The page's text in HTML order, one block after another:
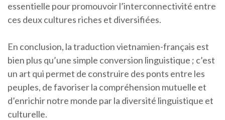
essentielle pour promouvoir l’interconnectivité entre
ces deux cultures riches et diversifiées.
En conclusion, la traduction vietnamien-français est
bien plus qu’une simple conversion linguistique ; c’est
un art qui permet de construire des ponts entre les
peuples, de favoriser la compréhension mutuelle et
d’enrichir notre monde par la diversité linguistique et
culturelle.